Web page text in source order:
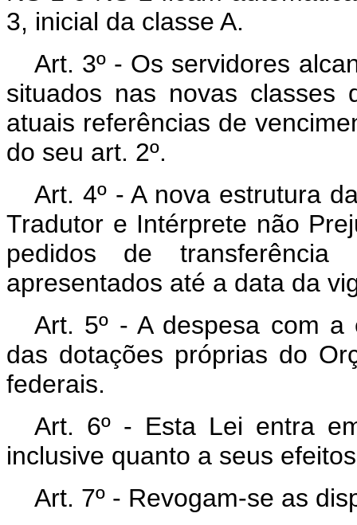
3, inicial da classe A.
Art. 3º - Os servidores
situados nas novas classes
atuais referências de
do seu art. 2º.
Art. 4º - A nova estrutura
Tradutor e Intérprete não
pedidos de transferência
apresentados até a data da
Art. 5º - A despesa com
das dotações próprias do
federais.
Art. 6º - Esta Lei entra
inclusive quanto a seus
Art. 7º - Revogam-se as